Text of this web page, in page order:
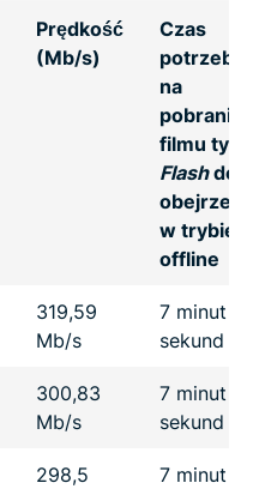
Prędkość
(Mb/s)
Czas
na
pobranie
filmu typu
Flashdo
w trybie
offline
319,59
Mb/s
7 minut 18
sekund
300,83
Mb/s
7 minut
sekund
298,5
7 minut